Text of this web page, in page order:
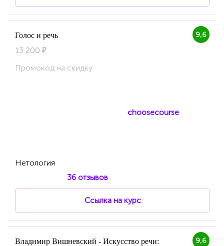
9,6
Голос и речь
13 200 ₽
Промокод на скидку
choosecourse
Нетология
36 отзывов
Ссылка на курс
9,6
Владимир Вишневский - Искусство речи: